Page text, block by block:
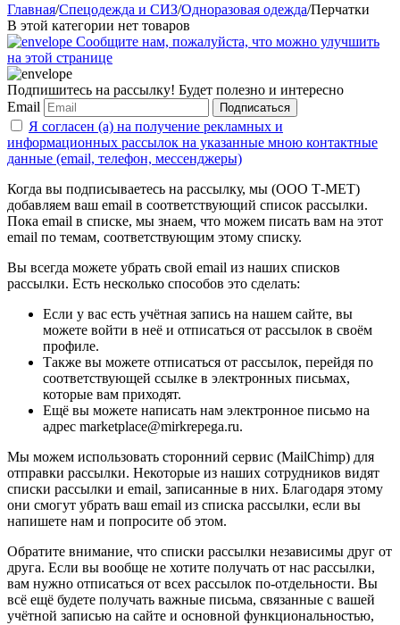
Главная/Спецодежда и СИЗ/Одноразовая одежда/Перчатки
В этой категории нет товаров
Сообщите нам, пожалуйста, что можно улучшить
на этой странице
Подпишитесь на рассылку! Будет полезно и интересно
Email
Подписаться
Я согласен (а) на получение рекламных и
информационных рассылок на указанные мною контактные
данные (email, телефон, мессенджеры)
Когда вы подписываетесь на рассылку, мы (ООО Т-МЕТ)
добавляем ваш email в соответствующий список рассылки.
Пока email в списке, мы знаем, что можем писать вам на этот
email по темам, соответствующим этому списку.
Вы всегда можете убрать свой email из наших списков
рассылки. Есть несколько способов это сделать:
Если у вас есть учётная запись на нашем сайте, вы
можете войти в неё и отписаться от рассылок в своём
профиле.
Также вы можете отписаться от рассылок, перейдя по
соответствующей ссылке в электронных письмах,
которые вам приходят.
Ещё вы можете написать нам электронное письмо на
адрес marketplace@mirkrepega.ru.
Мы можем использовать сторонний сервис (MailChimp) для
отправки рассылки. Некоторые из наших сотрудников видят
списки рассылки и email, записанные в них. Благодаря этому
они смогут убрать ваш email из списка рассылки, если вы
напишете нам и попросите об этом.
Обратите внимание, что списки рассылки независимы друг от
друга. Если вы вообще не хотите получать от нас рассылки,
вам нужно отписаться от всех рассылок по-отдельности. Вы
всё ещё будете получать важные письма, связанные с вашей
учётной записью на сайте и основной функциональностью,